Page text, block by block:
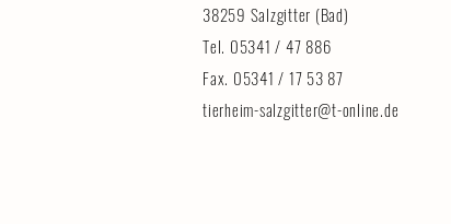
Erinnerung: Tag der Tiere am 8.
August
38259 Salzgitter (Bad)
Tel. 05341 / 47 886
Fax. 05341 / 17 53 87
tierheim-salzgitter@t-online.de